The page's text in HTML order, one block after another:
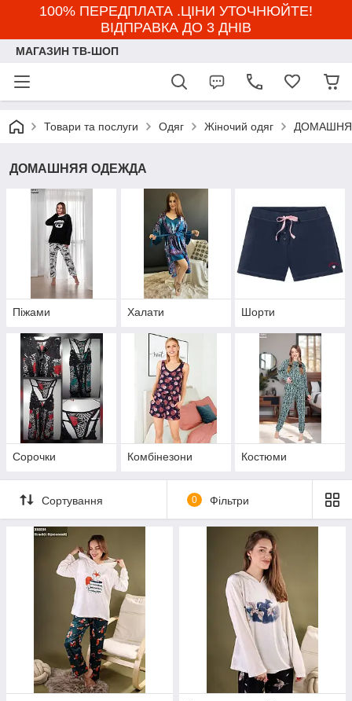
100% ПЕРЕДПЛАТА .ЦІНИ УТОЧНЮЙТЕ!
ВІДПРАВКА ДО 3 ДНІВ
МАГАЗИН ТВ-ШОП
Товари та послуги Одяг Жіночий одяг
ДОМАШНЯЯ ОДЕЖДА
Піжами Халати Шорти
Сорочки Комбінезони Костюми
Сортування 0 Фільтри